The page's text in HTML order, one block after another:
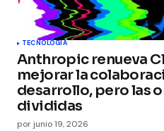
Submit Comment
TECNOLOGÍA
Anthropic renueva
mejorar la
desarrollo, pero las
divididas
por junio 19, 2026